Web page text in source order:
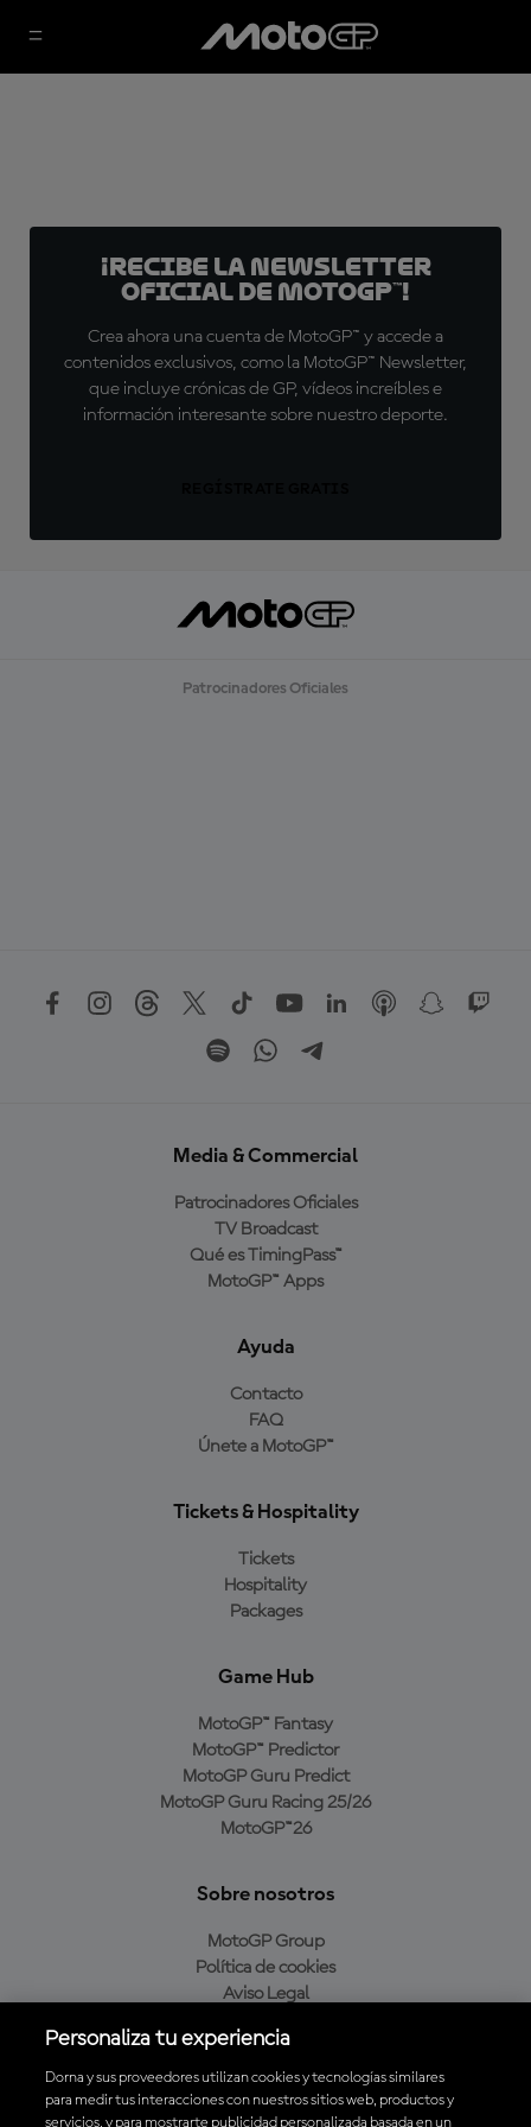
¡Recibe la Newsletter
oficial de MotoGP™!
Crea ahora una cuenta de MotoGP™ y accede a
contenidos exclusivos, como la MotoGP™ Newsletter,
que incluye crónicas de GP, vídeos increíbles e
información interesante sobre nuestro deporte.
Patrocinadores Oficiales
Media & Commercial
Patrocinadores Oficiales
TV Broadcast
Qué es TimingPass™
MotoGP™ Apps
Ayuda
Contacto
FAQ
Únete a MotoGP™
Tickets & Hospitality
Tickets
Hospitality
Packages
Game Hub
MotoGP™ Fantasy
MotoGP™ Predictor
MotoGP Guru Predict
MotoGP Guru Racing 25/26
MotoGP™26
Sobre nosotros
MotoGP Group
Política de cookies
Aviso Legal
Política de compra
Personaliza tu experiencia
Dorna y sus proveedores utilizan cookies y tecnologías similares
para medir tus interacciones con nuestros sitios web, productos y
servicios, y para mostrarte publicidad personalizada basada en un